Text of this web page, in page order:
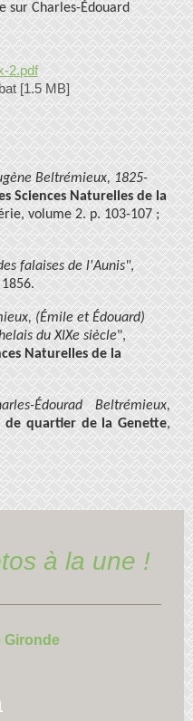
sur Charles-Édouard
2.pdf
[1.5 MB]
Beltrémieux, 1825-
Sciences Naturelles de la
volume 2. p. 103-107 ;
falaises de l'Aunis",
(Émile et Édouard)
du XIXe siècle",
Naturelles de la
Édourad Beltrémieux,
de quartier de la Genette,
à la une !
Gironde